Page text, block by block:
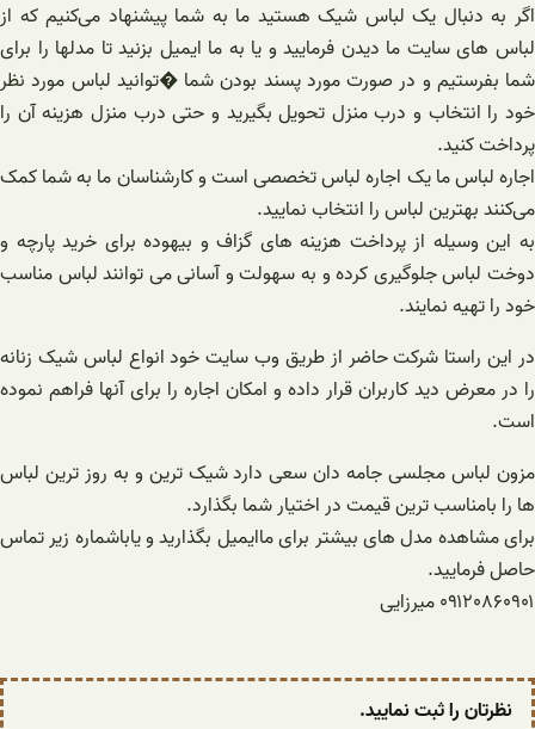
اگر به دنبال یک لباس شیک هستید ما به شما پیشنهاد می‌کنیم که از
لباس های سایت ما دیدن فرمایید و یا به ما ایمیل بزنید تا مدلها را برای
شما بفرستیم و در صورت مورد پسند بودن شما �‌توانید لباس مورد نظر
خود را انتخاب و درب منزل تحویل بگیرید و حتی درب منزل هزینه آن را
پرداخت کنید.
اجاره لباس ما یک اجاره لباس تخصصی است و کارشناسان ما به شما کمک
می‌کنند بهترین لباس را انتخاب نمایید.
به این وسیله از پرداخت هزینه های گزاف و بیهوده برای خرید پارچه و
دوخت لباس جلوگیری کرده و به سهولت و آسانی می توانند لباس مناسب
خود را تهیه نمایند.
در این راستا شرکت حاضر از طریق وب سایت خود انواع لباس شیک زنانه
را در معرض دید کاربران قرار داده و امکان اجاره را برای آنها فراهم نموده
است.
مزون لباس مجلسی جامه دان سعی دارد شیک ترین و به روز ترین لباس
ها را بامناسب ترین قیمت در اختیار شما بگذارد.
برای مشاهده مدل های بیشتر برای ماایمیل بگذارید و یاباشماره زیر تماس
حاصل فرمایید.
۰۹۱۲۰۸۶۰۹۰۱ میرزایی
نظرتان را ثبت نمایید.